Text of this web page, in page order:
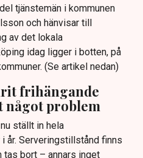
tjänstemän i kommunen
och hänvisar till
av det lokala
idag ligger i botten, på
(Se artikel nedan)
frihängande
något problem
ställt in hela
år. Serveringstillstånd finns
bort – annars inget